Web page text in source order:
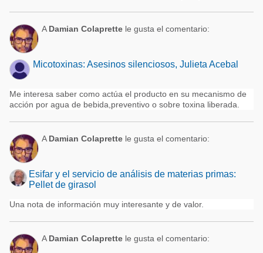
A Damian Colaprette le gusta el comentario:
Micotoxinas: Asesinos silenciosos, Julieta Acebal
Me interesa saber como actúa el producto en su mecanismo de
acción por agua de bebida,preventivo o sobre toxina liberada.
A Damian Colaprette le gusta el comentario:
Esifar y el servicio de análisis de materias primas:
Pellet de girasol
Una nota de información muy interesante y de valor.
A Damian Colaprette le gusta el comentario: